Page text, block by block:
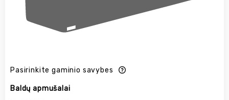
Pasirinkite gaminio savybes
Baldų apmušalai